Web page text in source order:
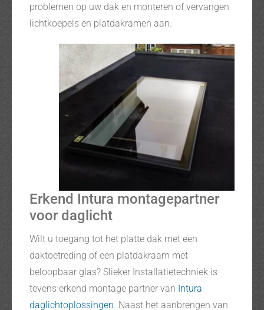
problemen op uw dak en monteren of vervangen
lichtkoepels en platdakramen aan.
Erkend Intura montagepartner
voor daglicht
Wilt u toegang tot het platte dak met een
daktoetreding of een platdakraam met
beloopbaar glas? Slieker Installatietechniek is
tevens erkend montage partner van Intura
daglichtoplossingen. Naast het aanbrengen van